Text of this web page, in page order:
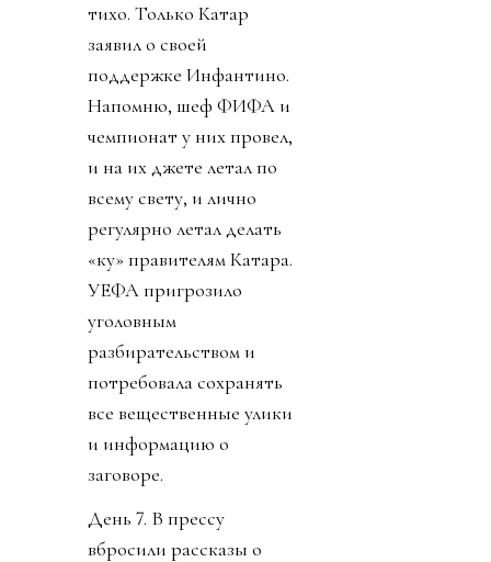
тихо. Только Катар
заявил о своей
поддержке Инфантино.
Напомню, шеф ФИФА и
чемпионат у них провел,
и на их джете летал по
всему свету, и лично
регулярно летал делать
«ку» правителям Катара.
УЕФА пригрозило
уголовным
разбирательством и
потребовала сохранять
все вещественные улики
и информацию о
заговоре.
День 7. В прессу
вбросили рассказы о